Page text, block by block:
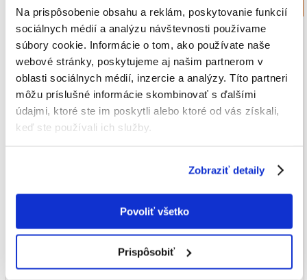
Na prispôsobenie obsahu a reklám, poskytovanie funkcií
sociálnych médií a analýzu návštevnosti používame
súbory cookie. Informácie o tom, ako používate naše
webové stránky, poskytujeme aj našim partnerom v
oblasti sociálnych médií, inzercie a analýzy. Títo partneri
môžu príslušné informácie skombinovať s ďalšími
údajmi, ktoré ste im poskytli alebo ktoré od vás získali,
keď ste používali ich služby.
Zobraziť detaily
Povoliť všetko
Prispôsobiť